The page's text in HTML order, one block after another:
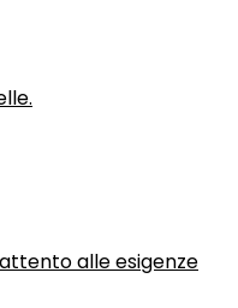
alle esigenze